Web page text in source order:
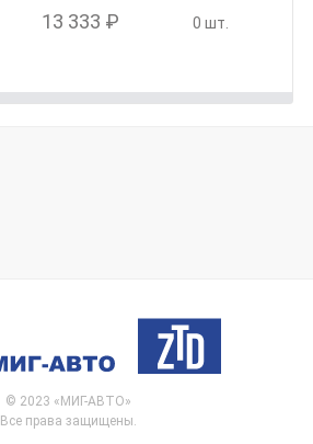
13 333 ₽ 0 шт.
© 2023 «МИГ-АВТО»
Все права защищены.